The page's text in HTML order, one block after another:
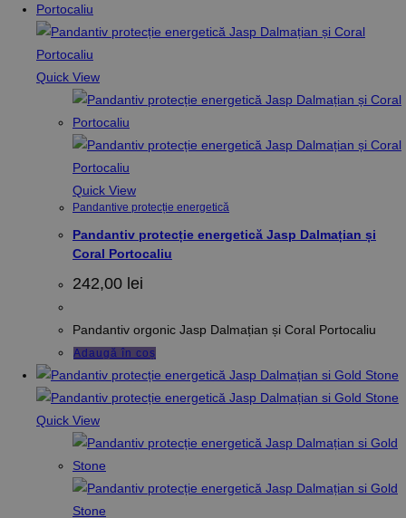
Quick View
Quick View
Pandantive protecție energetică
Pandantiv protecție energetică Jasp Dalmațian și
Coral Portocaliu
242,00 lei
Pandantiv orgonic Jasp Dalmațian și Coral Portocaliu
Adaugă în coș
Quick View